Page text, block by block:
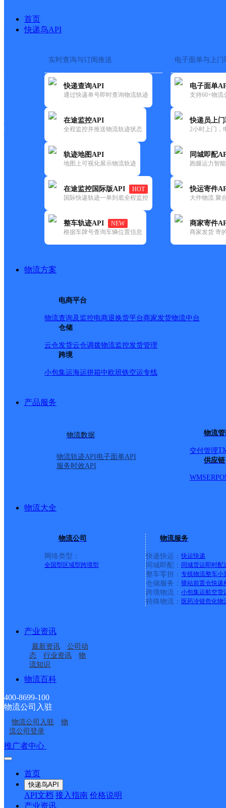
首页
快递鸟API
实时查询与订阅推送
快递查询API
通过快递单号即时查询物流轨迹
在途监控API
全程监控并推送物流轨迹状态
轨迹地图API
地图上可视化展示物流轨迹
在途监控国际版API
HOT
国际快递轨迹一单到底全程监控
整车轨迹API
NEW
根据车牌号查询车辆位置信息
电子面单与上门
电子面单
支持60+物流
快递员上
2小时上门，
同城即配
跑腿运力智
快运寄件
大件物流 聚
商家寄件
商家发货 寄
物流方案
电商平台
物流查询及监控电商退换货平台商家发货物流中台
仓储
云仓发货云仓调拨物流监控发货管理
跨境
小包集运海运拼箱中欧班铁空运专线
产品服务
物流数据
物流轨迹API电子面单API
服务时效API
物流
交付管理
供应链
WMSERP
物流大全
物流公司
网络类型：
全国型 区域型跨境型
物流服务
快递快运： 快运快递
同城即配： 同城货运即时配
整车零担： 专线物流整车小
仓储服务： 驿站前置仓快递
跨境物流： 小包集运航空货
特殊物流： 医药冷链危化物
产业资讯
最新资讯
公司动
态
行业资讯
物
流知识
物流百科
400-8699-100
物流公司入驻
物流公司入驻
物
流公司登录
推广者中心
首页
快递鸟API
API文档 接入指南 价格说明
产业资讯
快运大全 快递时效
邮政
古城东路邮政所
更新时间：2021-12-03 00:00:00
所属快递：邮政国内
所属区域：安徽省-淮北市-相山区
网点地址：淮北市相山区闸河路12号
网点负责人：
中国邮政集团有限公司新疆维吾尔自治区叶城县
UH淮北相山
相山南路邮政所
东黎邮政所
渠沟邮政所
淮北相山网点
淮北
接口API
API接口 DEMO下载
关于我们